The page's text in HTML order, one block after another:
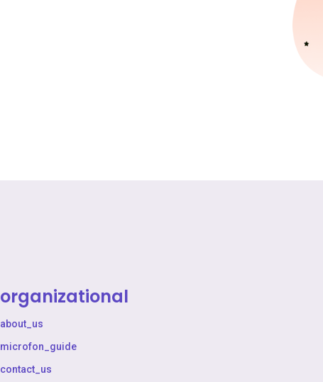
organizational
about_us
microfon_guide
contact_us